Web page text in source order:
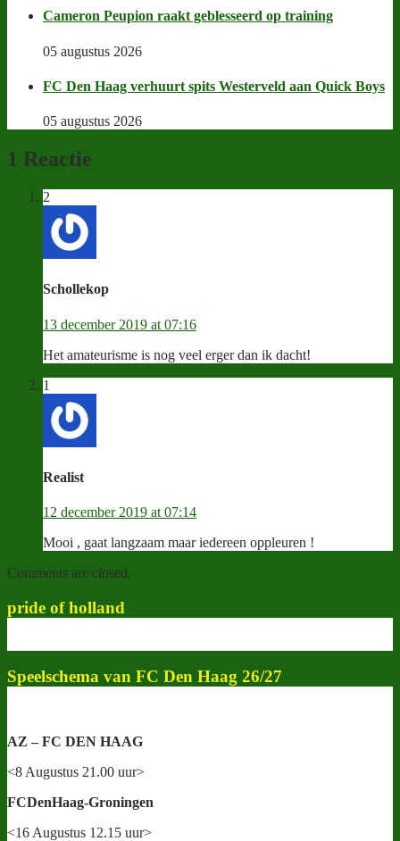
Cameron Peupion raakt geblesseerd op training
05 augustus 2026
FC Den Haag verhuurt spits Westerveld aan Quick Boys
05 augustus 2026
1 Reactie
2
Schollekop
13 december 2019 at 07:16
Het amateurisme is nog veel erger dan ik dacht!
1
Realist
12 december 2019 at 07:14
Mooi , gaat langzaam maar iedereen oppleuren !
Comments are closed.
pride of holland
Speelschema van FC Den Haag 26/27
AZ – FC DEN HAAG
<8 Augustus 21.00 uur>
FCDenHaag-Groningen
<16 Augustus 12.15 uur>